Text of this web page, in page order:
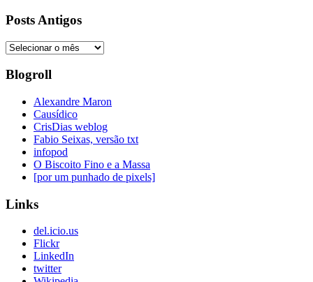
Posts Antigos
Posts
Blogroll
Alexandre Maron
Causídico
CrisDias weblog
Fabio Seixas, versão txt
infopod
O Biscoito Fino e a Massa
[por um punhado de pixels]
Links
del.icio.us
Flickr
LinkedIn
twitter